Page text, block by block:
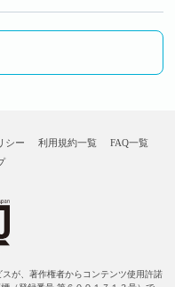
シー 利用規約一覧
FAQ一覧
が、著作権者からコンテンツ使用許諾